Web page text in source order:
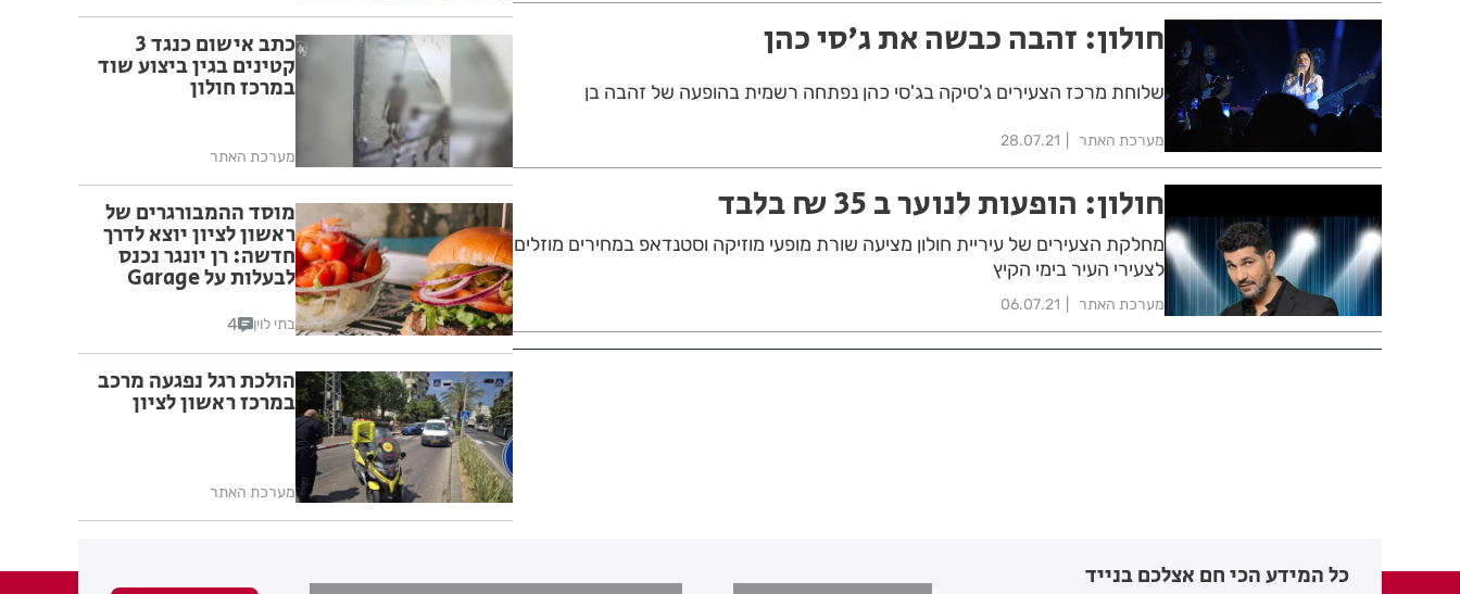
חולון: זהבה כבשה את ג'סי כהן
שלוחת מרכז הצעירים ג'סיקה בג'סי כהן נפתחה רשמית בהופעה של זהבה בן
מערכת האתר 28.07.21
חולון: הופעות לנוער ב 35 ₪ בלבד
מחלקת הצעירים של עיריית חולון מציעה שורת מופעי מוזיקה וסטנדאפ במחירים מוזלים
לצעירי העיר בימי הקיץ
מערכת האתר 06.07.21
כתב אישום כנגד 3
קטינים בגין ביצוע שוד
במרכז חולון
מערכת האתר
מוסד ההמבורגרים של
ראשון לציון יוצא לדרך
חדשה: רן יונגר נכנס
לבעלות על Garage
בתי לוין 4
הולכת רגל נפגעה מרכב
במרכז ראשון לציון
מערכת האתר
כל המידע הכי חם אצלכם בנייד